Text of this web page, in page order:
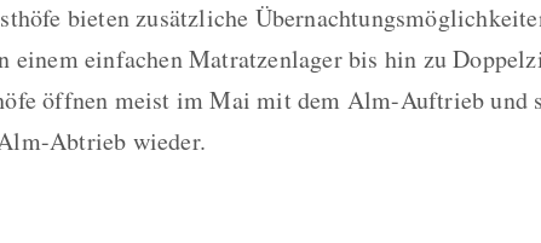
bieten zusätzliche
einem einfachen Matratzenlager bis hin zu
öffnen meist im Mai mit dem Alm-Auftrieb und
Abtrieb wieder.